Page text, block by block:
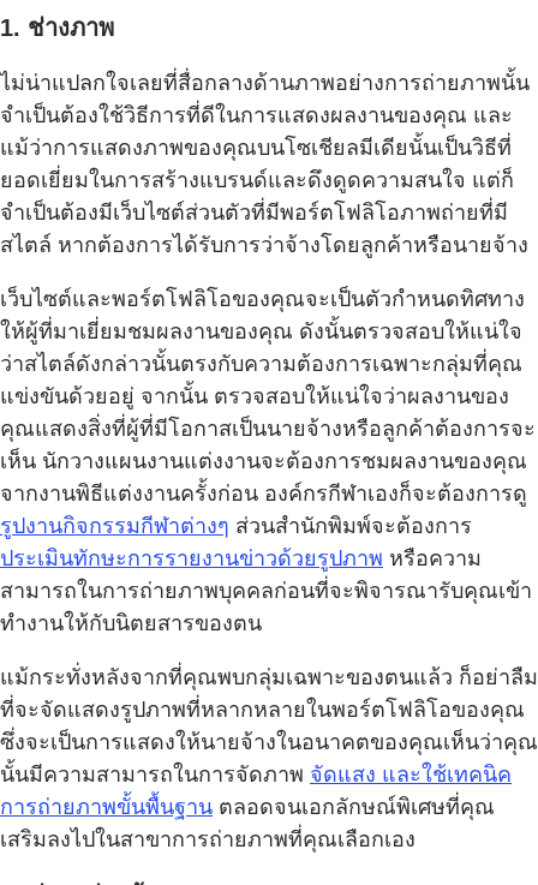
1. ช่างภาพ
ไม่น่าแปลกใจเลยที่สื่อกลางด้านภาพอย่างการถ่ายภาพนั้น
จำเป็นต้องใช้วิธีการที่ดีในการแสดงผลงานของคุณ และ
แม้ว่าการแสดงภาพของคุณบนโซเชียลมีเดียนั้นเป็นวิธีที่
ยอดเยี่ยมในการสร้างแบรนด์และดึงดูดความสนใจ แต่ก็
จำเป็นต้องมีเว็บไซต์ส่วนตัวที่มีพอร์ตโฟลิโอภาพถ่ายที่มี
สไตล์ หากต้องการได้รับการว่าจ้างโดยลูกค้าหรือนายจ้าง
เว็บไซต์และพอร์ตโฟลิโอของคุณจะเป็นตัวกำหนดทิศทาง
ให้ผู้ที่มาเยี่ยมชมผลงานของคุณ ดังนั้นตรวจสอบให้แน่ใจ
ว่าสไตล์ดังกล่าวนั้นตรงกับความต้องการเฉพาะกลุ่มที่คุณ
แข่งขันด้วยอยู่ จากนั้น ตรวจสอบให้แน่ใจว่าผลงานของ
คุณแสดงสิ่งที่ผู้ที่มีโอกาสเป็นนายจ้างหรือลูกค้าต้องการจะ
เห็น นักวางแผนงานแต่งงานจะต้องการชมผลงานของคุณ
จากงานพิธีแต่งงานครั้งก่อน องค์กรกีฬาเองก็จะต้องการดู
รูปงานกิจกรรมกีฬาต่างๆ ส่วนสำนักพิมพ์จะต้องการ
ประเมินทักษะการรายงานข่าวด้วยรูปภาพ หรือความ
สามารถในการถ่ายภาพบุคคลก่อนที่จะพิจารณารับคุณเข้า
ทำงานให้กับนิตยสารของตน
แม้กระทั่งหลังจากที่คุณพบกลุ่มเฉพาะของตนแล้ว ก็อย่าลืม
ที่จะจัดแสดงรูปภาพที่หลากหลายในพอร์ตโฟลิโอของคุณ
ซึ่งจะเป็นการแสดงให้นายจ้างในอนาคตของคุณเห็นว่าคุณ
นั้นมีความสามารถในการจัดภาพ จัดแสง และใช้เทคนิค
การถ่ายภาพขั้นพื้นฐาน ตลอดจนเอกลักษณ์พิเศษที่คุณ
เสริมลงไปในสาขาการถ่ายภาพที่คุณเลือกเอง